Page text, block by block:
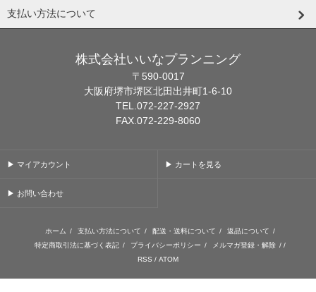
支払い方法について
株式会社いいなプランニング
〒590-0017
大阪府堺市堺区北田出井町1-6-10
TEL.072-227-2927
FAX.072-229-8060
▶ マイアカウント ▶ カートを見る
▶ お問い合わせ
ホーム / 支払い方法について / 配送・送料について / 返品について /
特定商取引法に基づく表記 / プライバシーポリシー / メルマガ登録・解除 / /
RSS / ATOM